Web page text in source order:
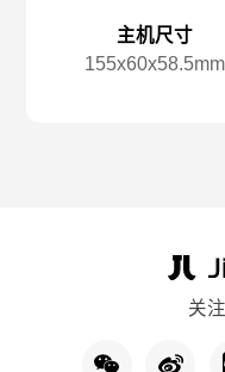
主机尺寸
155x️60x️58.5mm
关